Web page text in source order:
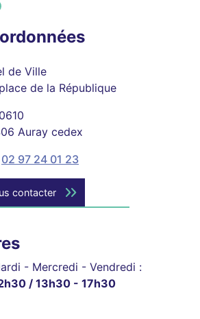
de Ville
de la République
Auray cedex
02 97 24 01 23
contacter
- Mercredi - Vendredi :
/ 13h30 - 17h30